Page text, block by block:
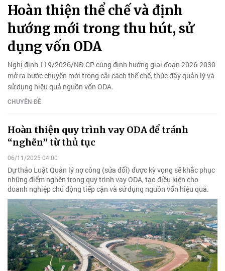
Hoàn thiện thể chế và định
hướng mới trong thu hút, sử
dụng vốn ODA
Nghị định 119/2026/NĐ-CP cùng định hướng giai đoạn 2026-2030
mở ra bước chuyển mới trong cải cách thể chế, thúc đẩy quản lý và
sử dụng hiệu quả nguồn vốn ODA.
CHUYÊN ĐỀ
Hoàn thiện quy trình vay ODA để tránh
“nghẽn” từ thủ tục
06/11/2025 04:00
Dự thảo Luật Quản lý nợ công (sửa đổi) được kỳ vọng sẽ khắc phục
những điểm nghẽn trong quy trình vay ODA, tạo điều kiện cho
doanh nghiệp chủ động tiếp cận và sử dụng nguồn vốn hiệu quả.